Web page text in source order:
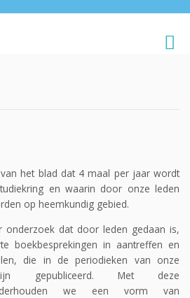
het blad dat 4 maal per jaar wordt
en waarin door onze leden
op heemkundig gebied.
onderzoek dat door leden gedaan is,
boekbesprekingen in aantreffen en
die in de periodieken van onze
zijn gepubliceerd. Met deze
we een vorm van